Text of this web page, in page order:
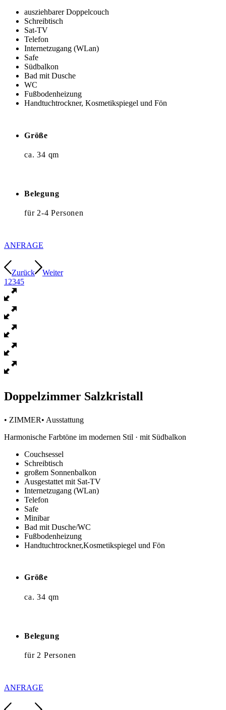
ausziehbarer Doppelcouch
Schreibtisch
Sat-TV
Telefon
Internetzugang (WLan)
Safe
Südbalkon
Bad mit Dusche
WC
Fußbodenheizung
Handtuchtrockner, Kosmetikspiegel und Fön
Größe
ca. 34 qm
Belegung
für 2-4 Personen
ANFRAGE
Zurück
Weiter
1 2345
Doppelzimmer Salzkristall
• ZIMMER• Ausstattung
Harmonische Farbtöne im modernen Stil · mit Südbalkon
Couchsessel
Schreibtisch
großem Sonnenbalkon
Ausgestattet mit Sat-TV
Internetzugang (WLan)
Telefon
Safe
Minibar
Bad mit Dusche/WC
Fußbodenheizung
Handtuchtrockner,Kosmetikspiegel und Fön
Größe
ca. 34 qm
Belegung
für 2 Personen
ANFRAGE